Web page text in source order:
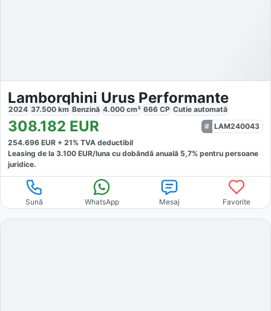
Lamborghini Urus Performante
2024 37.500 km Benzină 4.000 cm³ 666 CP Cutie automată
308.182 EUR
LAM240043
254.696 EUR + 21% TVA deductibil
Leasing de la 3.100 EUR/luna cu dobăndă anuală 5,7% pentru persoane
juridice.
Sună WhatsApp Mesaj Favorite